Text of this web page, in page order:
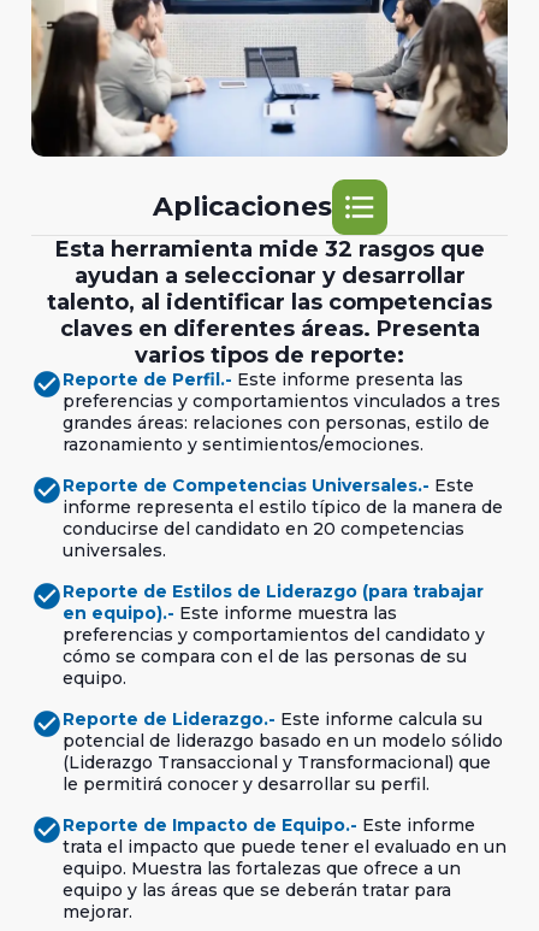
Aplicaciones format_list_bulleted
Esta herramienta mide 32 rasgos que
ayudan a seleccionar y desarrollar
talento, al identificar las competencias
claves en diferentes áreas. Presenta
varios tipos de reporte:
check_circleReporte de Perfil.- Este informe presenta las
preferencias y comportamientos vinculados a tres
grandes áreas: relaciones con personas, estilo de
razonamiento y sentimientos/emociones.
check_circleReporte de Competencias Universales.- Este
informe representa el estilo típico de la manera de
conducirse del candidato en 20 competencias
universales.
check_circleReporte de Estilos de Liderazgo (para trabajar
en equipo).- Este informe muestra las
preferencias y comportamientos del candidato y
cómo se compara con el de las personas de su
equipo.
check_circleReporte de Liderazgo.- Este informe calcula su
potencial de liderazgo basado en un modelo sólido
(Liderazgo Transaccional y Transformacional) que
le permitirá conocer y desarrollar su perfil.
check_circleReporte de Impacto de Equipo.- Este informe
trata el impacto que puede tener el evaluado en un
equipo. Muestra las fortalezas que ofrece a un
equipo y las áreas que se deberán tratar para
mejorar.